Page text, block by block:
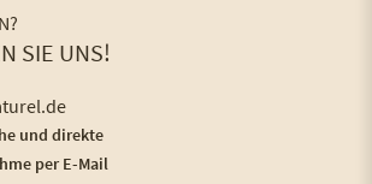
SIE UNS!
und direkte
per E-Mail